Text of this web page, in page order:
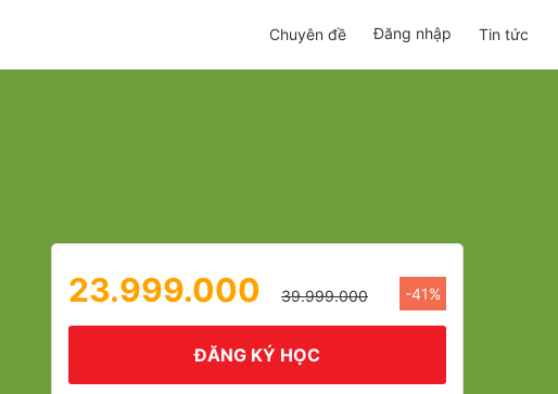
Chuyên đề Đăng nhập Tin tức
23.999.000 39.999.000 -41%
ĐĂNG KÝ HỌC